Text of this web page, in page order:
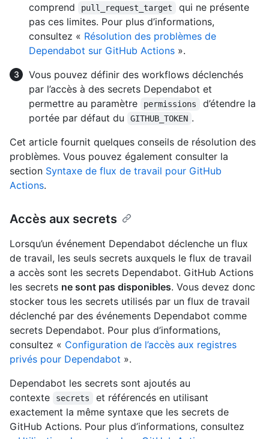
comprend
pull_request_target
qui ne présente
pas ces limites. Pour plus d’informations,
consultez « Résolution des problèmes de
Dependabot sur GitHub Actions ».
Vous pouvez définir des workflows déclenchés
par l’accès à des secrets Dependabot et
permettre au paramètre
permissions
d’étendre la
portée par défaut du
GITHUB_TOKEN .
Cet article fournit quelques conseils de résolution des
problèmes. Vous pouvez également consulter la
section Syntaxe de flux de travail pour GitHub
Actions.
Accès aux secrets
Lorsqu’un événement Dependabot déclenche un flux
de travail, les seuls secrets auxquels le flux de travail
a accès sont les secrets Dependabot. GitHub Actions
les secrets ne sont pas disponibles. Vous devez donc
stocker tous les secrets utilisés par un flux de travail
déclenché par des événements Dependabot comme
secrets Dependabot. Pour plus d’informations,
consultez « Configuration de l’accès aux registres
privés pour Dependabot ».
Dependabot les secrets sont ajoutés au
contexte
secrets
et référencés en utilisant
exactement la même syntaxe que les secrets de
GitHub Actions. Pour plus d’informations, consultez